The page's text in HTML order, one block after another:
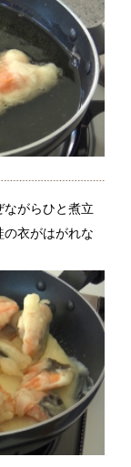
ひと煮立
はがれな
に